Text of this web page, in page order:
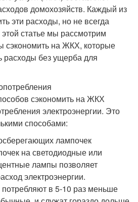
домохозяйств. Каждый из
эти расходы, но не всегда
этой статье мы рассмотрим
сэкономить на ЖКХ, которые
расходы без ущерба для
сэкономить на ЖКХ
электроэнергии. Это
способами:
лампочек
на светодиодные или
лампы позволяет
электроэнергии.
в 5-10 раз меньше